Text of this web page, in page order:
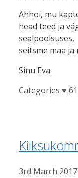
Ahhoi, mu
head teed ja
sealpoolsuses,
seitsme maa ja
Sinu Eva
Categories ♥
3rd March 2017